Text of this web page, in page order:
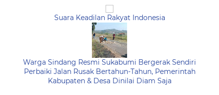
Suara Keadilan Rakyat Indonesia
Warga Sindang Resmi Sukabumi Bergerak Sendiri
Perbaiki Jalan Rusak Bertahun-Tahun, Pemerintah
Kabupaten & Desa Dinilai Diam Saja